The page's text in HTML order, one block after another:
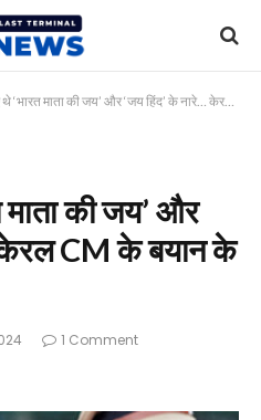
माता की जय’ और ‘जय हिंद’ के नारे… केरल CM के बयान के बाद विवाद
माता की जय’ और
केरल CM के बयान के
1 Comment